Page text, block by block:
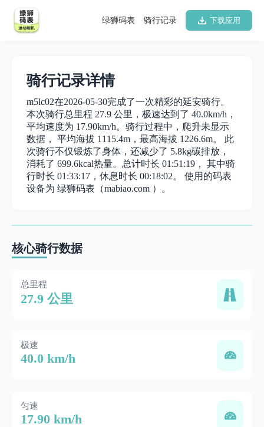
下载应用
骑行记录
绿狮码表
骑行记录详情
m5lc02在2026-05-30完成了一次精彩的延安骑行。
本次骑行总里程 27.9 公里，极速达到了 40.0km/h，
平均速度为 17.90km/h。骑行过程中，爬升未显示
数据， 平均海拔 1115.4m，最高海拔 1226.6m。 此
次骑行不仅锻炼了身体，还减少了 5.8kg碳排放，
消耗了 699.6kcal热量。总计时长 01:51:19， 其中骑
行时长 01:33:17，休息时长 00:18:02。 使用的码表
设备为 绿狮码表（mabiao.com ）。
核心骑行数据
总里程
27.9 公里
极速
40.0 km/h
匀速
17.90 km/h